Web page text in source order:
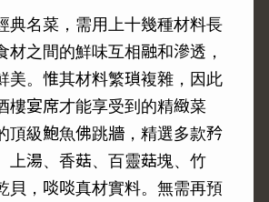
典名菜，需用上十幾種材料長
材之間的鮮味互相融和滲透，
美。惟其材料繁瑣複雜，因此
樓宴席才能享受到的精緻菜
頂級鮑魚佛跳牆，精選多款矜
上湯、香菇、百靈菇塊、竹
貝，啖啖真材實料。無需再預